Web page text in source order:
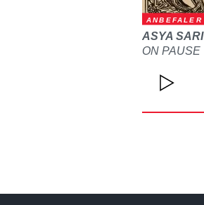
ANBEFALER
ASYA SARI
ON PAUSE